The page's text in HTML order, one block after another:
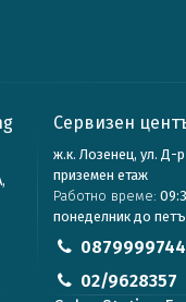
Сервизен
ж.к. Лозенец, ул. Д-
приземен етаж
Работно време:
понеделник до
0879999744
02/9628357